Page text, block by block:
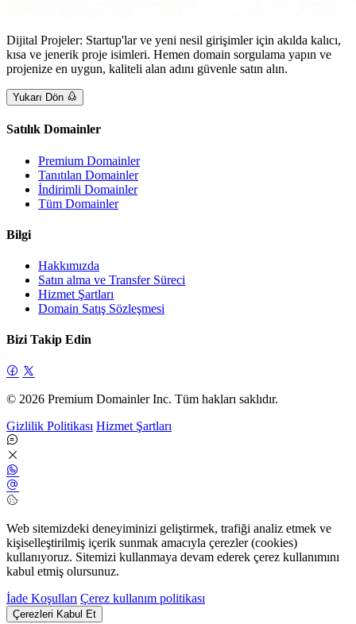
Dijital Projeler: Startup'lar ve yeni nesil girişimler için akılda kalıcı,
kısa ve jenerik proje isimleri. Hemen domain sorgulama yapın ve
projenize en uygun, kaliteli alan adını güvenle satın alın.
Yukarı Dön
Satılık Domainler
Premium Domainler
Tanıtılan Domainler
İndirimli Domainler
Tüm Domainler
Bilgi
Hakkımızda
Satın alma ve Transfer Süreci
Hizmet Şartları
Domain Satış Sözleşmesi
Bizi Takip Edin
© 2026 Premium Domainler Inc. Tüm hakları saklıdır.
Gizlilik Politikası Hizmet Şartları
Web sitemizdeki deneyiminizi geliştirmek, trafiği analiz etmek ve
kişiselleştirilmiş içerik sunmak amacıyla çerezler (cookies)
kullanıyoruz. Sitemizi kullanmaya devam ederek çerez kullanımını
kabul etmiş olursunuz.
İade Koşulları Çerez kullanım politikası
Çerezleri Kabul Et